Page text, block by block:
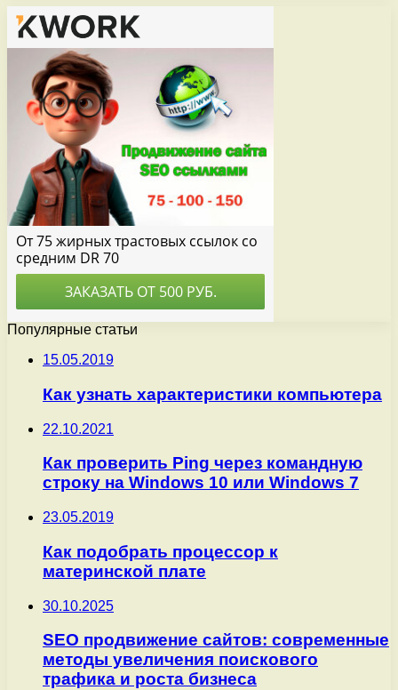
Популярные статьи
15.05.2019
Как узнать характеристики компьютера
22.10.2021
Как проверить Ping через командную
строку на Windows 10 или Windows 7
23.05.2019
Как подобрать процессор к
материнской плате
30.10.2025
SEO продвижение сайтов: современные
методы увеличения поискового
трафика и роста бизнеса